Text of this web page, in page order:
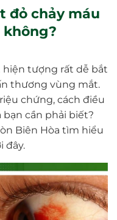
đỏ chảy máu
hiện tượng rất dễ bắt
thương vùng mắt.
chứng, cách điều
bạn cần phải biết?
Biên Hòa tìm hiểu
đây.